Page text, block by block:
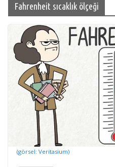
Fahrenheit sıcaklık ölçeği
(görsel: Veritasium)